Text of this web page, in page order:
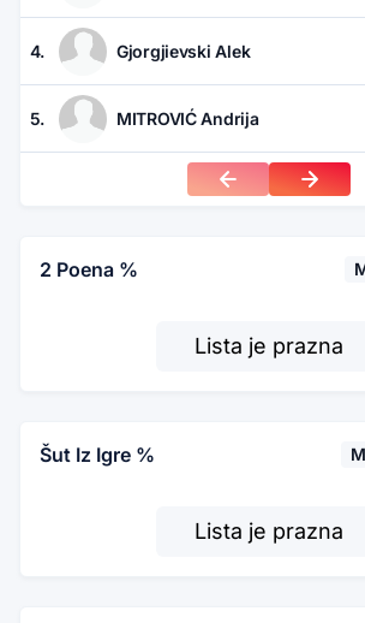
4. Gjorgjievski Alek
5. MITROVIĆ Andrija
2 Poena %
Lista je prazna
Šut Iz Igre %
Lista je prazna